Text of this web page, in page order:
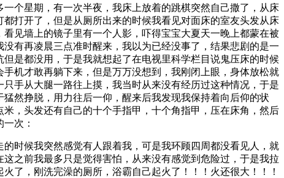
个星期，有一次半夜，我床上放着的跳棋突然自己撒了，从床
打开了，但是从厕所出来的时候我看见对面床的室友头发从床
见墙上的镜子里有一个人影，吓得宝宝大夏天一晚上都蒙在被
再凌晨三点准时醒来，我以为已经没事了，结果悲剧的是一
是都没用，于是我就想起了在电视里科学栏目说鬼压床的时候
机才敢再躺下来，但是万万没想到，我刚闭上眼，身体放松就
手从大腿一路往上摸，我当时从来没有经历过这种情况，于是
然挣脱，用力往后一仰，醒来后我发现我保持着向后仰的状
，头发还有自己的十个手指甲，十个角指甲，压在床角，然后
次：
时候我突然感觉有人跟着我，可是我环顾四周都没看见人，就
之前我最多只是觉得害怕，从来没有感觉到危险过，于是我拉
了，刚洗完澡的厕所，浴霸自己起火了！！！火还很大！！！